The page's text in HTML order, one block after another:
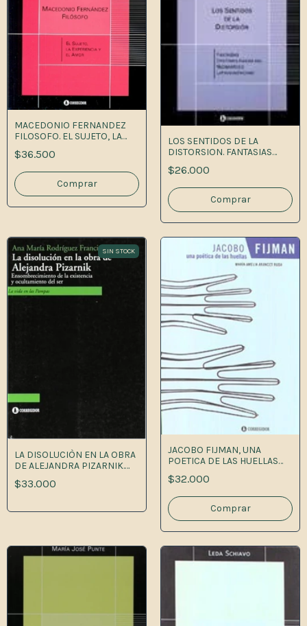
MACEDONIO FERNANDEZ
FILOSOFO. EL SUJETO, LA
EXPERI 1A
$36.500
LOS SENTIDOS DE LA
DISTORSION. FANTASIAS
EPISTEMOL 1A.ED
$26.000
SIN STOCK
LA DISOLUCIÒN EN LA OBRA
DE ALEJANDRA PIZARNIK.
ENSOMBRECIMIENTO DE LA
EXISTENCIA Y
$33.000
JACOBO FIJMAN, UNA
POETICA DE LAS HUELLAS
1A.ED
$32.000